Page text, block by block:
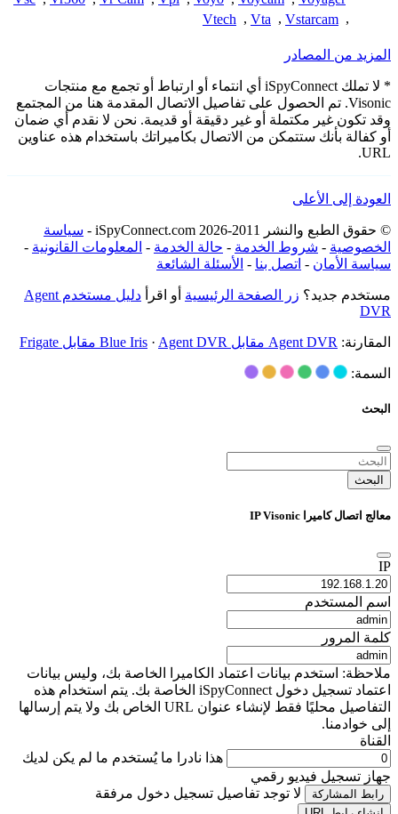
,
Vstarcam
,
Vta
,
Vtech
المزيد من المصادر
* لا تملك iSpyConnect أي انتماء أو ارتباط أو تجمع مع منتجات
Visonic. تم الحصول على تفاصيل الاتصال المقدمة هنا من المجتمع
وقد تكون غير مكتملة أو غير دقيقة أو قديمة. نحن لا نقدم أي ضمان
أو كفالة بأنك ستتمكن من الاتصال بكاميراتك باستخدام هذه عناوين
URL.
العودة إلى الأعلى
© حقوق الطبع والنشر 2011-2026 iSpyConnect.com -
سياسة
الخصوصية - شروط الخدمة - حالة الخدمة - المعلومات القانونية -
سياسة الأمان - اتصل بنا - الأسئلة الشائعة
مستخدم جديد؟ زر الصفحة الرئيسية أو اقرأ
دليل مستخدم Agent
DVR
المقارنة: Agent DVR مقابل Blue Iris · Agent DVR مقابل Frigate
السمة:
البحث
البحث
معالج اتصال كاميرا IP Visonic
IP
اسم المستخدم
كلمة المرور
ملاحظة: استخدم بيانات اعتماد الكاميرا الخاصة بك، وليس بيانات
اعتماد تسجيل دخول iSpyConnect الخاصة بك. يتم استخدام هذه
التفاصيل محليًا فقط لإنشاء عنوان URL الخاص بك ولا يتم إرسالها
إلى خوادمنا.
القناة
هذا نادرا ما يُستخدم ما لم يكن لديك
جهاز تسجيل فيديو رقمي
رابط المشاركة لا توجد تفاصيل تسجيل دخول مرفقة